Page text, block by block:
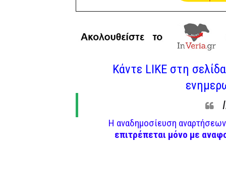
Κάντε LIKE στη
Η αναδημοσίευση
επιτρέπεται μόνο με